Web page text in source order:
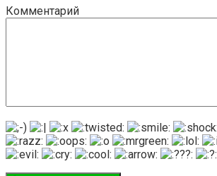
Комментарий